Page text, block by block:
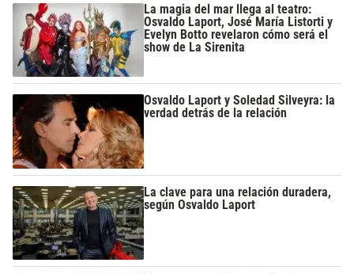
La magia del mar llega al teatro:
Osvaldo Laport, José María Listorti y
Evelyn Botto revelaron cómo será el
show de La Sirenita
Osvaldo Laport y Soledad Silveyra: la
verdad detrás de la relación
La clave para una relación duradera,
según Osvaldo Laport